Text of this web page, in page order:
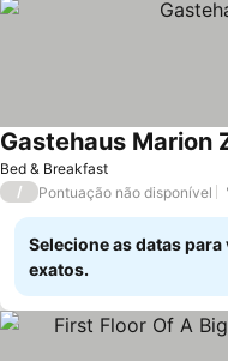
Bed & Breakfast
Gastehaus Marion
/ Pontuação não disponível
Selecione as datas
exatos.